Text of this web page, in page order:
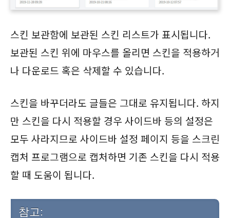
스킨 보관함에 보관된 스킨 리스트가 표시됩니다.
보관된 스킨 위에 마우스를 올리면 스킨을 적용하거
나 다운로드 혹은 삭제할 수 있습니다.
스킨을 바꾸더라도 글들은 그대로 유지됩니다. 하지
만 스킨을 다시 적용할 경우 사이드바 등의 설정은
모두 사라지므로 사이드바 설정 페이지 등을 스크린
캡처 프로그램으로 캡처하면 기존 스킨을 다시 적용
할 때 도움이 됩니다.
참고: